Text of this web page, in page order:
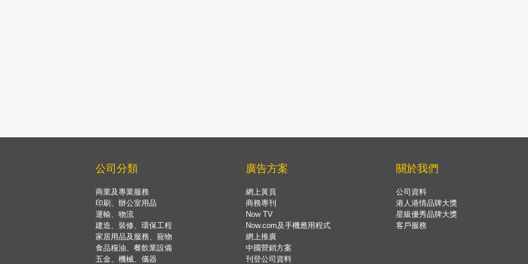
公司分類
商業及專業服務
印刷、辦公室用品
運輸、物流
建造、裝修、環保工程
家居用品及服務、寵物
食品糧油、餐飲業設備
五金、機械、儀器
廣告方案
網上黃頁
商務專刊
Now TV
Now.com及手機應用程式
網上推廣
中國營銷方案
刊登公司資料
關於我們
公司資料
港人港情品牌大獎
星級優秀品牌大獎
客戶服務